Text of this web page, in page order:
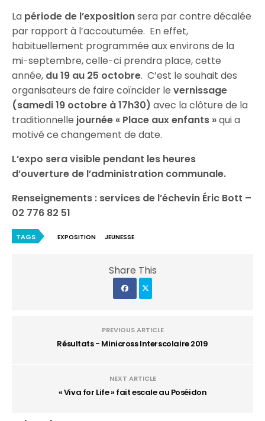
La période de l’expositionsera par contre décalée
par rapport à l’accoutumée. En effet,
habituellement programmée aux environs de la
mi-septembre, celle-ci prendra place, cette
année, du 19 au 25 octobre. C’est le souhait des
organisateurs de faire coïncider levernissage
(samedi 19 octobre à 17h30) avec la clôture de la
traditionnelle journée « Place aux enfants »qui a
motivé ce changement de date.
L’expo sera visible pendant les heures
d’ouverture de l’administration communale.
Renseignements : services de l’échevin Éric Bott –
02 776 82 51
TAGS EXPOSITION JEUNESSE
Share This
PREVIOUS ARTICLE
Résultats - Minicross Interscolaire 2019
NEXT ARTICLE
« Viva for Life » fait escale au Poséidon